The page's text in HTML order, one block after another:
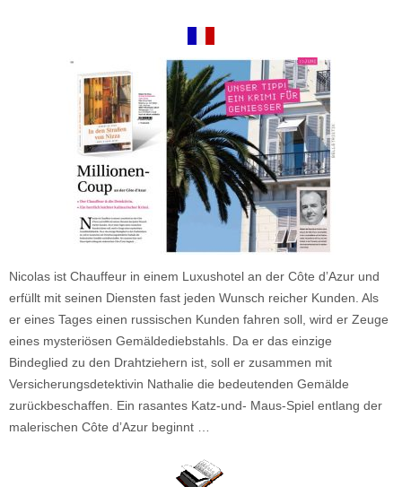
Nicolas ist Chauffeur in einem Luxushotel an der Côte dʼAzur und
erfüllt mit seinen Diensten fast jeden Wunsch reicher Kunden. Als
er eines Tages einen russischen Kunden fahren soll, wird er Zeuge
eines mysteriösen Gemäldediebstahls. Da er das einzige
Bindeglied zu den Drahtziehern ist, soll er zusammen mit
Versicherungsdetektivin Nathalie die bedeutenden Gemälde
zurückbeschaffen. Ein rasantes Katz-und- Maus-Spiel entlang der
malerischen Côte dʼAzur beginnt …